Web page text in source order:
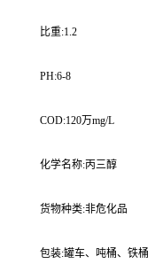
比重:1.2
PH:6-8
COD:120万mg/L
化学名称:丙三醇
货物种类:非危化品
包装:罐车、吨桶、铁桶